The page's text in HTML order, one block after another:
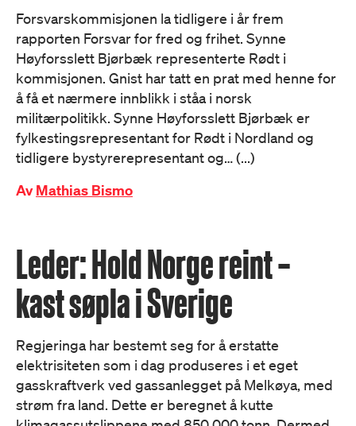
Forsvarskommisjonen la tidligere i år frem
rapporten Forsvar for fred og frihet. Synne
Høyforsslett Bjørbæk representerte Rødt i
kommisjonen. Gnist har tatt en prat med henne for
å få et nærmere innblikk i ståa i norsk
militærpolitikk. Synne Høyforsslett Bjørbæk er
fylkestingsrepresentant for Rødt i Nordland og
tidligere bystyrerepresentant og… (...)
AvMathias Bismo
Leder: Hold Norge reint –
kast søpla i Sverige
Regjeringa har bestemt seg for å erstatte
elektrisiteten som i dag produseres i et eget
gasskraftverk ved gassanlegget på Melkøya, med
strøm fra land. Dette er beregnet å kutte